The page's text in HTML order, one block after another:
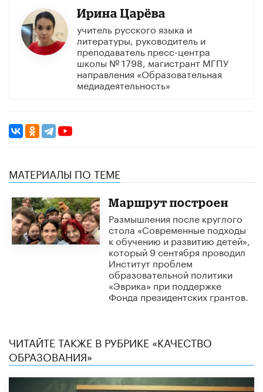
Ирина Царёва
учитель русского языка и
литературы, руководитель и
преподаватель пресс-центра
школы № 1798, магистрант МГПУ
направления «Образовательная
медиадеятельность»
МАТЕРИАЛЫ ПО ТЕМЕ
Маршрут построен
Размышления после круглого
стола «Современные подходы
к обучению и развитию детей»,
который 9 сентября проводил
Институт проблем
образовательной политики
«Эврика» при поддержке
Фонда президентских грантов.
ЧИТАЙТЕ ТАКЖЕ В РУБРИКЕ «КАЧЕСТВО
ОБРАЗОВАНИЯ»